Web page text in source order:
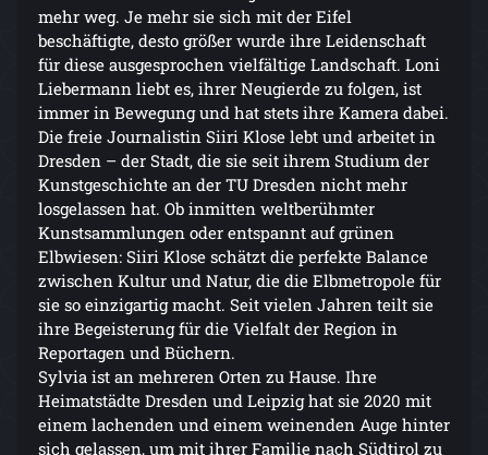
mehr weg. Je mehr sie sich mit der Eifel
beschäftigte, desto größer wurde ihre Leidenschaft
für diese ausgesprochen vielfältige Landschaft. Loni
Liebermann liebt es, ihrer Neugierde zu folgen, ist
immer in Bewegung und hat stets ihre Kamera dabei.
Die freie Journalistin Siiri Klose lebt und arbeitet in
Dresden – der Stadt, die sie seit ihrem Studium der
Kunstgeschichte an der TU Dresden nicht mehr
losgelassen hat. Ob inmitten weltberühmter
Kunstsammlungen oder entspannt auf grünen
Elbwiesen: Siiri Klose schätzt die perfekte Balance
zwischen Kultur und Natur, die die Elbmetropole für
sie so einzigartig macht. Seit vielen Jahren teilt sie
ihre Begeisterung für die Vielfalt der Region in
Reportagen und Büchern.
Sylvia ist an mehreren Orten zu Hause. Ihre
Heimatstädte Dresden und Leipzig hat sie 2020 mit
einem lachenden und einem weinenden Auge hinter
sich gelassen, um mit ihrer Familie nach Südtirol zu